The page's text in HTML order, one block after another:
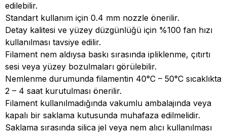
edilebilir.
Standart kullanım için 0.4 mm nozzle önerilir.
Detay kalitesi ve yüzey düzgünlüğü için %100 fan hızı
kullanılması tavsiye edilir.
Filament nem aldıysa baskı sırasında ipliklenme, çıtırtı
sesi veya yüzey bozulmaları görülebilir.
Nemlenme durumunda filamentin 40°C – 50°C sıcaklıkta
2 – 4 saat kurutulması önerilir.
Filament kullanılmadığında vakumlu ambalajında veya
kapalı bir saklama kutusunda muhafaza edilmelidir.
Saklama sırasında silica jel veya nem alıcı kullanılması